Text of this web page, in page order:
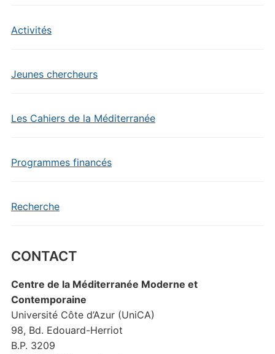
Activités
Jeunes chercheurs
Les Cahiers de la Méditerranée
Programmes financés
Recherche
CONTACT
Centre de la Méditerranée Moderne et
Contemporaine
Université Côte d’Azur (UniCA)
98, Bd. Edouard-Herriot
B.P. 3209